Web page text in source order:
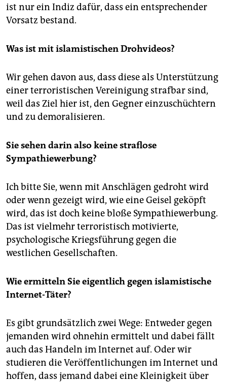
ist nur ein Indiz dafür, dass ein entsprechender
Vorsatz bestand.
Was ist mit islamistischen Drohvideos?
Wir gehen davon aus, dass diese als Unterstützung
einer terroristischen Vereinigung strafbar sind,
weil das Ziel hier ist, den Gegner einzuschüchtern
und zu demoralisieren.
Sie sehen darin also keine straflose
Sympathiewerbung?
Ich bitte Sie, wenn mit Anschlägen gedroht wird
oder wenn gezeigt wird, wie eine Geisel geköpft
wird, das ist doch keine bloße Sympathiewerbung.
Das ist vielmehr terroristisch motivierte,
psychologische Kriegsführung gegen die
westlichen Gesellschaften.
Wie ermitteln Sie eigentlich gegen islamistische
Internet-Täter?
Es gibt grundsätzlich zwei Wege: Entweder gegen
jemanden wird ohnehin ermittelt und dabei fällt
auch das Handeln im Internet auf. Oder wir
studieren die Veröffentlichungen im Internet und
hoffen, dass jemand dabei eine Kleinigkeit über